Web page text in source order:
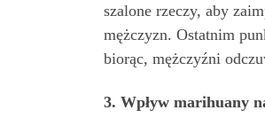
szalone rzeczy, aby
mężczyzn. Ostatnim
biorąc, mężczyźni
3. Wpływ marihuany